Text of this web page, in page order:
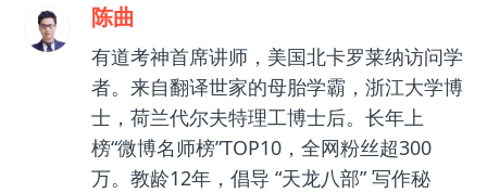
陈曲
有道考神首席讲师，美国北卡罗莱纳访问学
者。来自翻译世家的母胎学霸，浙江大学博
士，荷兰代尔夫特理工博士后。长年上
榜“微博名师榜”TOP10，全网粉丝超300
万。教龄12年，倡导 “天龙八部” 写作秘